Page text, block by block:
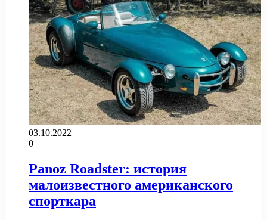
03.10.2022
0
Panoz Roadster: история
малоизвестного американского
спорткара